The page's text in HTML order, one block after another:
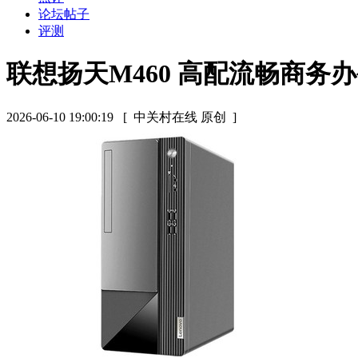
论坛帖子
评测
联想扬天M460 高配流畅商务
2026-06-10 19:00:19 [ 中关村在线 原创 ]